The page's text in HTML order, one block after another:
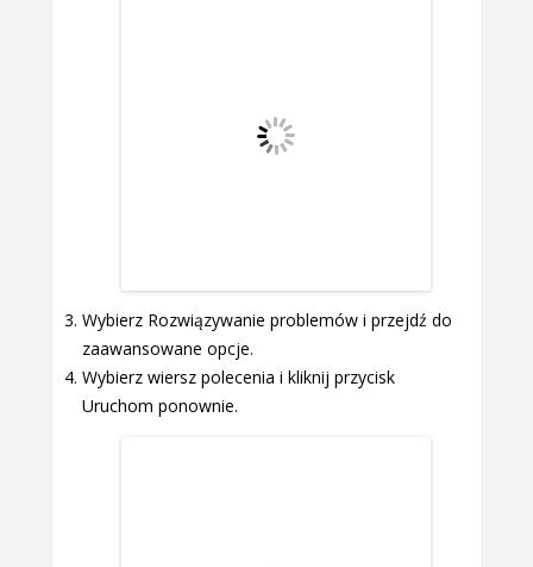
Wybierz Rozwiązywanie problemów i przejdź do
zaawansowane opcje.
Wybierz wiersz polecenia i kliknij przycisk
Uruchom ponownie.